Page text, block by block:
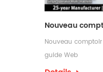
Nouveau
guide Web